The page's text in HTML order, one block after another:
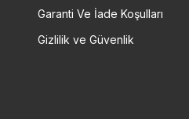
Garanti Ve İade Koşulları
Gizlilik ve Güvenlik